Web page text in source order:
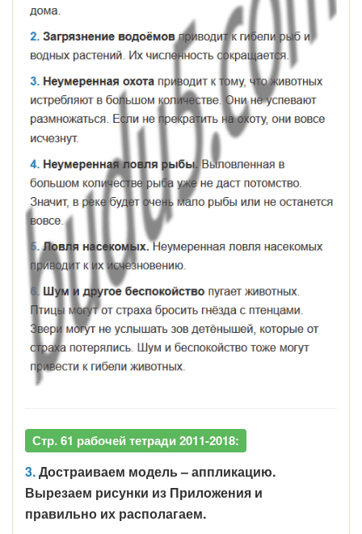
Стр. 61 рабочей тетради 2011-2018:
3.Достраиваем модель – аппликацию.
Вырезаем рисунки из Приложения и
правильно их располагаем.